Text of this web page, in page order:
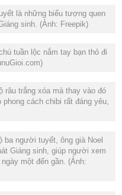
là những biểu tượng quen
sinh. (Ảnh: Freepik)
tuần lộc nắm tay bạn thỏ đi
râu trắng xóa mà thay vào đó
cách chibi rất đáng yêu,
ba người tuyết, ông già Noel
Giáng sinh, giúp người xem
một đến gần. (Ảnh: